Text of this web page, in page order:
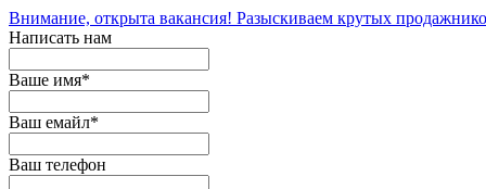
Внимание, открыта вакансия! Разыскиваем крутых
Написать нам
Ваше имя*
Ваш емайл*
Ваш телефон